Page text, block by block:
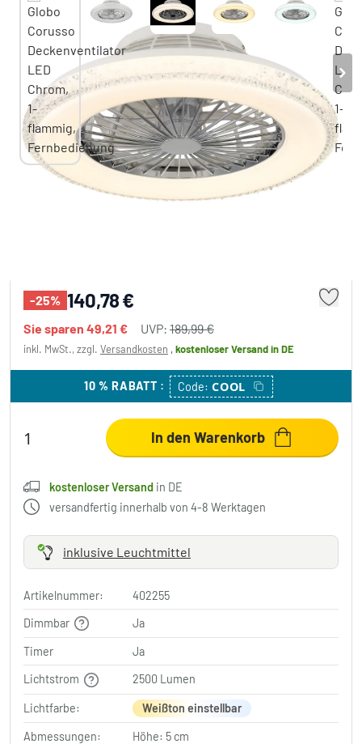
-25% 140,78 €
Sie sparen 49,21 € UVP: 189,99 €
inkl. MwSt., zzgl. Versandkosten ,kostenloser Versandin DE
10 % RABATT : Code: COOL
In den Warenkorb
kostenloser Versand in DE
versandfertig innerhalb von 4-8 Werktagen
inklusive Leuchtmittel
Artikelnummer:
402255
Dimmbar
Ja
Timer
Ja
Lichtstrom
2500 Lumen
Lichtfarbe: Weißton einstellbar
Abmessungen: Höhe: 5 cm